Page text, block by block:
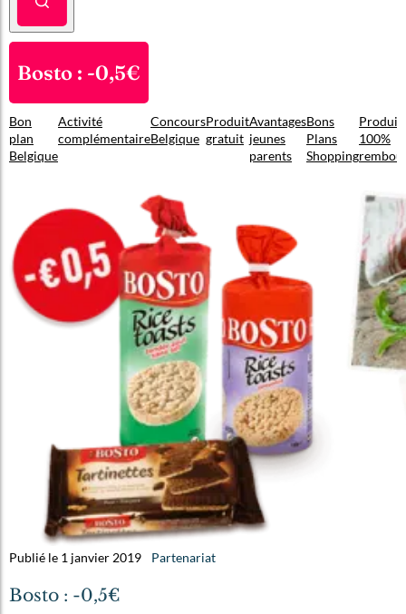
Bosto : -0,5€
Bon
plan
Belgique
Activité
complémentaire
Concours
Belgique
Produit
gratuit
Avantages
jeunes
parents
Bons
Plans
Shopping
Produit
100%
Publié le 1 janvier 2019 Partenariat
Bosto : -0,5€